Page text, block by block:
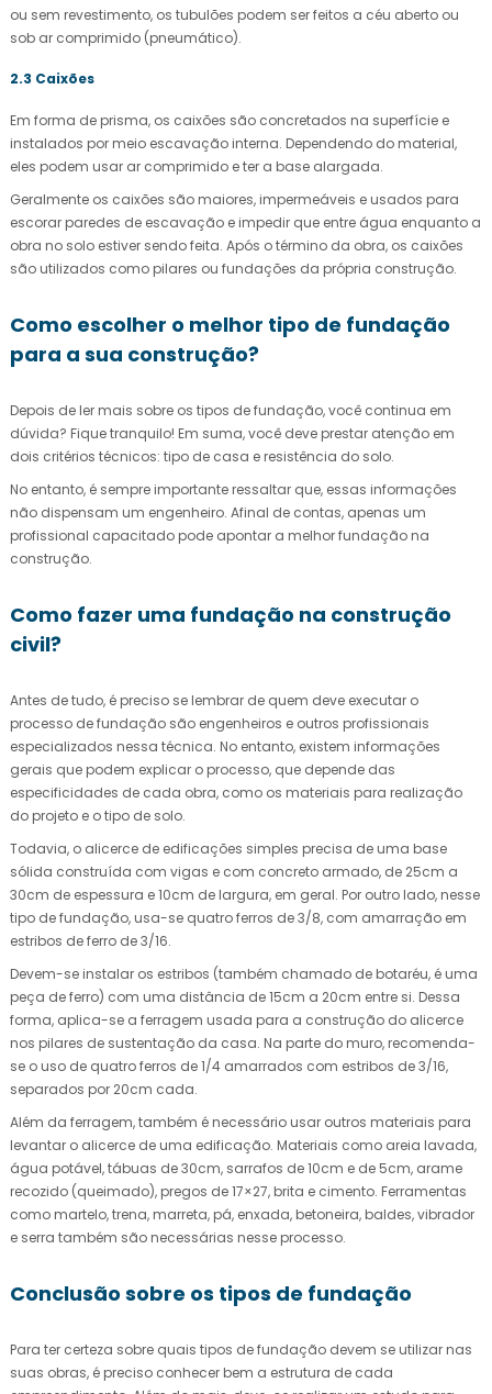
ou sem revestimento, os tubulões podem ser feitos a céu aberto ou
sob ar comprimido (pneumático).
2.3 Caixões
Em forma de prisma, os caixões são concretados na superfície e
instalados por meio escavação interna. Dependendo do material,
eles podem usar ar comprimido e ter a base alargada.
Geralmente os caixões são maiores, impermeáveis e usados para
escorar paredes de escavação e impedir que entre água enquanto a
obra no solo estiver sendo feita. Após o término da obra, os caixões
são utilizados como pilares ou fundações da própria construção.
Como escolher o melhor tipo de fundação
para a sua construção?
Depois de ler mais sobre os tipos de fundação, você continua em
dúvida? Fique tranquilo! Em suma, você deve prestar atenção em
dois critérios técnicos: tipo de casa e resistência do solo.
No entanto, é sempre importante ressaltar que, essas informações
não dispensam um engenheiro. Afinal de contas, apenas um
profissional capacitado pode apontar a melhor fundação na
construção.
Como fazer uma fundação na construção
civil?
Antes de tudo, é preciso se lembrar de quem deve executar o
processo de fundação são engenheiros e outros profissionais
especializados nessa técnica. No entanto, existem informações
gerais que podem explicar o processo, que depende das
especificidades de cada obra, como os materiais para realização
do projeto e o tipo de solo.
Todavia, o alicerce de edificações simples precisa de uma base
sólida construída com vigas e com concreto armado, de 25cm a
30cm de espessura e 10cm de largura, em geral. Por outro lado, nesse
tipo de fundação, usa-se quatro ferros de 3/8, com amarração em
estribos de ferro de 3/16.
Devem-se instalar os estribos (também chamado de botaréu, é uma
peça de ferro) com uma distância de 15cm a 20cm entre si. Dessa
forma, aplica-se a ferragem usada para a construção do alicerce
nos pilares de sustentação da casa. Na parte do muro, recomenda-
se o uso de quatro ferros de 1/4 amarrados com estribos de 3/16,
separados por 20cm cada.
Além da ferragem, também é necessário usar outros materiais para
levantar o alicerce de uma edificação. Materiais como areia lavada,
água potável, tábuas de 30cm, sarrafos de 10cm e de 5cm, arame
recozido (queimado), pregos de 17×27, brita e cimento. Ferramentas
como martelo, trena, marreta, pá, enxada, betoneira, baldes, vibrador
e serra também são necessárias nesse processo.
Conclusão sobre os tipos de fundação
Para ter certeza sobre quais tipos de fundação devem se utilizar nas
suas obras, é preciso conhecer bem a estrutura de cada